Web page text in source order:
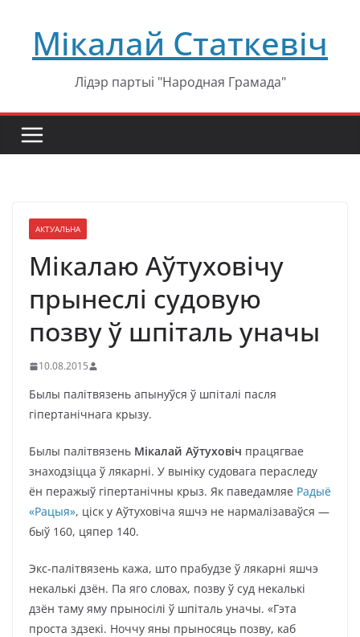
содержимому
Мікалай Статкевіч
Лідэр партыі "Народная Грамада"
АКТУАЛЬНА
Мікалаю Аўтуховічу
прынеслі судовую
позву ў шпіталь уначы
10.08.2015
Былы палітвязень апынуўся ў шпіталі пасля
гіпертанічнага крызу.
Былы палітвязень Мікалай Аўтуховіч працягвае
знаходзіцца ў лякарні. У выніку судовага пераследу
ён перажыў гіпертанічны крыз. Як паведамляе Радыё
«Рацыя», ціск у Аўтуховіча яшчэ не нармалізаваўся —
быў 160, цяпер 140.
Экс-палітвязень кажа, што прабудзе ў лякарні яшчэ
некалькі дзён. Па яго словах, позву ў суд некалькі
дзён таму яму прыносілі ў шпіталь уначы. «Гэта
проста здзекі. Ноччу яны прыносяць позву, каб